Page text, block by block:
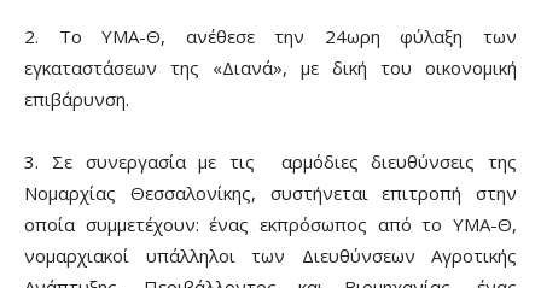
2. Το ΥΜΑ-Θ, ανέθεσε την 24ωρη φύλαξη των
εγκαταστάσεων της «Διανά», με δική του οικονομική
επιβάρυνση.
3. Σε συνεργασία με τις αρμόδιες διευθύνσεις της
Νομαρχίας Θεσσαλονίκης, συστήνεται επιτροπή στην
οποία συμμετέχουν: ένας εκπρόσωπος από το ΥΜΑ-Θ,
νομαρχιακοί υπάλληλοι των Διευθύνσεων Αγροτικής